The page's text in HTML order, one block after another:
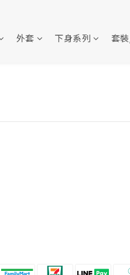
外套 下身系列 套